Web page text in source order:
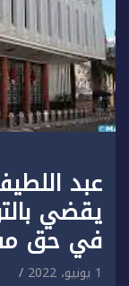
عبد
يقضي
في حق
1 يونيو، 2022